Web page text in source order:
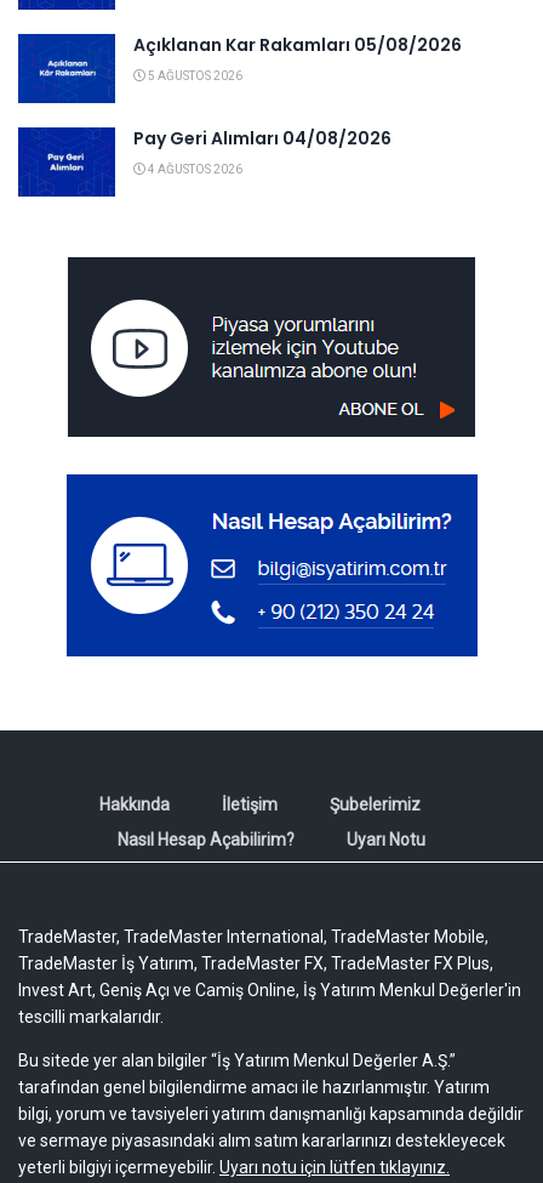
Açıklanan Kar Rakamları 05/08/2026
5 AĞUSTOS 2026
Pay Geri Alımları 04/08/2026
4 AĞUSTOS 2026
Hakkında İletişim
Şubelerimiz
Nasıl Hesap Açabilirim?
Uyarı Notu
TradeMaster, TradeMaster International, TradeMaster Mobile,
TradeMaster İş Yatırım, TradeMaster FX, TradeMaster FX Plus,
Invest Art, Geniş Açı ve Camiş Online, İş Yatırım Menkul Değerler'in
tescilli markalarıdır.
Bu sitede yer alan bilgiler “İş Yatırım Menkul Değerler A.Ş.”
tarafından genel bilgilendirme amacı ile hazırlanmıştır. Yatırım
bilgi, yorum ve tavsiyeleri yatırım danışmanlığı kapsamında değildir
ve sermaye piyasasındaki alım satım kararlarınızı destekleyecek
yeterli bilgiyi içermeyebilir. Uyarı notu için lütfen tıklayınız.